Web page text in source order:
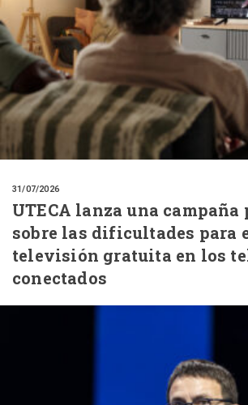
31/07/2026
UTECA lanza una
sobre las dificultades para
televisión gratuita en los
conectados